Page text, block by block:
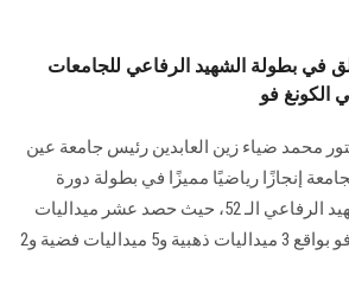
الزائـرون
سجل الان
في بطولة الشهيد الرفاعي للجامعات
محمد ضياء زين العابدين رئيس جامعة عين
إنجازًا رياضيًا مميزًا في بطولة دورة
الجامعات المصرية الشهيد الرفاعي الـ 52، حيث حصد عشر ميداليات
متنوعة في لعبة الكونغ فو بواقع 3 ميداليات ذهبية و5 ميداليات فضية و2